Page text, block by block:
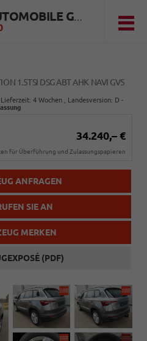
HUBER AUTOMOBILE GMBH
1.5TSI DSG ABT AHK NAVI GV5
Lieferzeit: 4 Wochen , Landesversion: D -
34.240,– €
für Überführung und Zulassungspapieren
ANFRAGEN
SIE AN
MERKEN
(PDF)